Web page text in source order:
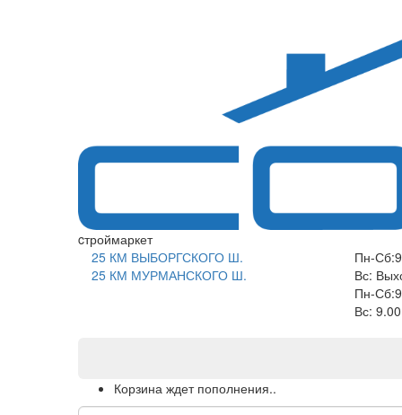
cтроймаркет
25 КМ ВЫБОРГСКОГО Ш.
25 КМ МУРМАНСКОГО Ш.
Пн-
Вс:
Пн-
Вс:
Корзина ждет пополнения..